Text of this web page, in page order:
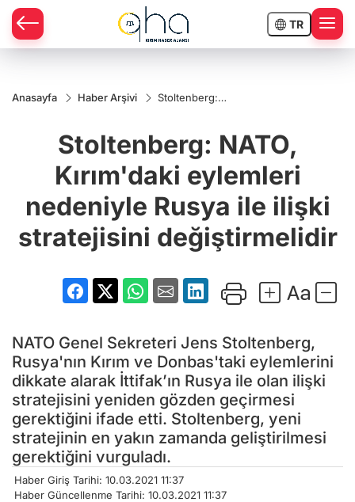
TR
Anasayfa Haber Arşivi
Stoltenberg:
nedeniyle
Rusya ile ilişki
stratejisini
değiştirmelidir
Stoltenberg: NATO,
Kırım'daki eylemleri
nedeniyle Rusya ile ilişki
stratejisini değiştirmelidir
NATO Genel Sekreteri Jens Stoltenberg,
Rusya'nın Kırım ve Donbas'taki eylemlerini
dikkate alarak İttifak’ın Rusya ile olan ilişki
stratejisini yeniden gözden geçirmesi
gerektiğini ifade etti. Stoltenberg, yeni
stratejinin en yakın zamanda geliştirilmesi
gerektiğini vurguladı.
Haber Giriş Tarihi: 10.03.2021 11:37
Haber Güncellenme Tarihi: 10.03.2021 11:37